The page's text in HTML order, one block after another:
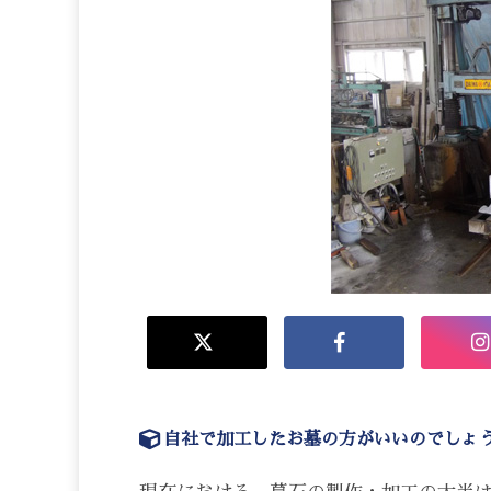
自社で加工したお墓の方がいいのでしょ